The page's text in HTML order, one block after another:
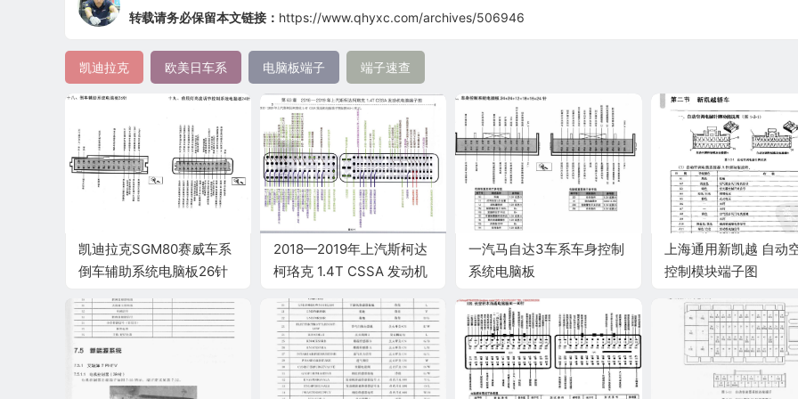
转载请务必保留本文链接： https://www.qhyxc.com/archives/506946
凯迪拉克 欧美日车系 电脑板端子 端子速查
凯迪拉克SGM80赛威车系
倒车辅助系统电脑板26针
2018—2019年上汽斯柯达
柯珞克 1.4T CSSA 发动机
一汽马自达3车系车身控制
系统电脑板
端子
上海通用新凯越 自动
控制模块端子图